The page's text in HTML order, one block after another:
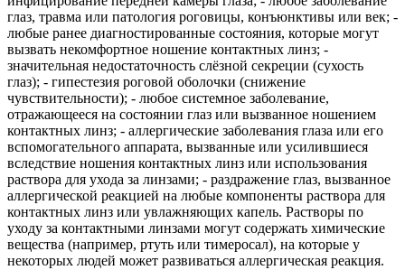
глаз, травма или патология роговицы, конъюнктивы или век; -
любые ранее диагностированные состояния, которые могут
вызвать некомфортное ношение контактных линз; -
значительная недостаточность слёзной секреции (сухость
глаз); - гипестезия роговой оболочки (снижение
чувствительности); - любое системное заболевание,
отражающееся на состоянии глаз или вызванное ношением
контактных линз; - аллергические заболевания глаза или его
вспомогательного аппарата, вызванные или усилившиеся
вследствие ношения контактных линз или использования
раствора для ухода за линзами; - раздражение глаз, вызванное
аллергической реакцией на любые компоненты раствора для
контактных линз или увлажняющих капель. Растворы по
уходу за контактными линзами могут содержать химические
вещества (например, ртуть или тимеросал), на которые у
некоторых людей может развиваться аллергическая реакция.